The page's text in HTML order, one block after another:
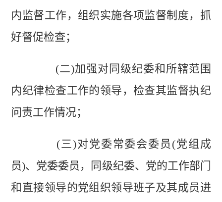
内监督工作，组织实施各项监督制度，抓
好督促检查；
(二)加强对同级纪委和所辖范围
内纪律检查工作的领导，检查其监督执纪
问责工作情况；
(三)对党委常委会委员(党组成
员)、党委委员，同级纪委、党的工作部门
和直接领导的党组织领导班子及其成员进